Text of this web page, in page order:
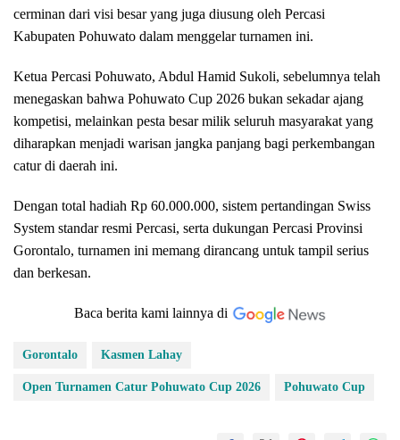
cerminan dari visi besar yang juga diusung oleh Percasi
Kabupaten Pohuwato dalam menggelar turnamen ini.
Ketua Percasi Pohuwato, Abdul Hamid Sukoli, sebelumnya telah
menegaskan bahwa Pohuwato Cup 2026 bukan sekadar ajang
kompetisi, melainkan pesta besar milik seluruh masyarakat yang
diharapkan menjadi warisan jangka panjang bagi perkembangan
catur di daerah ini.
Dengan total hadiah Rp 60.000.000, sistem pertandingan Swiss
System standar resmi Percasi, serta dukungan Percasi Provinsi
Gorontalo, turnamen ini memang dirancang untuk tampil serius
dan berkesan.
Baca berita kami lainnya di
Gorontalo Kasmen Lahay
Open Turnamen Catur Pohuwato Cup 2026 Pohuwato Cup